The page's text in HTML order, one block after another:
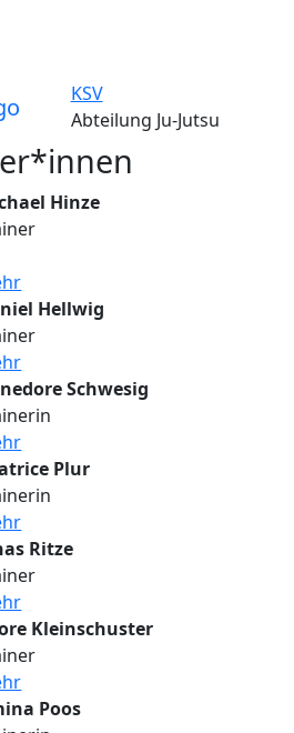
KSV
Abteilung Ju-Jutsu
Hinze
Hellwig
Schwesig
Plur
Ritze
Kleinschuster
Poos